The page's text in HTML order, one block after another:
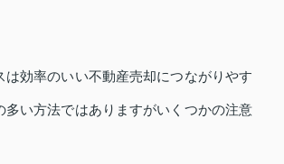
は効率のいい不動産売却につながりやす
多い方法ではありますがいくつかの注意